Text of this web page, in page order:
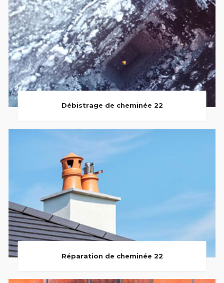
Débistrage de cheminée 22
Réparation de cheminée 22